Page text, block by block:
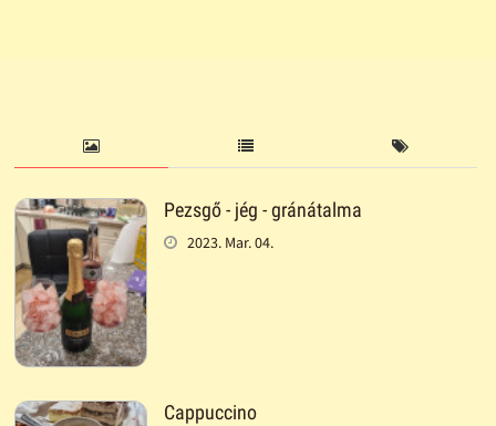
Pezsgő - jég - gránátalma
2023. Mar. 04.
Cappuccino